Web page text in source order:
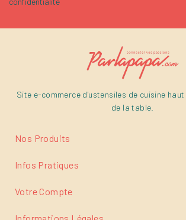
Site e-commerce d'ustensiles de cuisine
de la table.
Nos Produits
Infos Pratiques
Votre Compte